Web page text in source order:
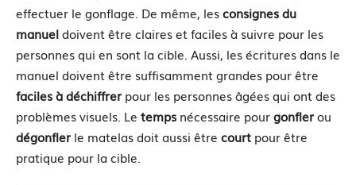
effectuer le gonflage. De même, lesconsignes du
manueldoivent être claires et faciles à suivre pour les
personnes qui en sont la cible. Aussi, les écritures dans le
manuel doivent être suffisamment grandes pour être
faciles à déchiffrer pour les personnes âgées qui ont des
problèmes visuels. Le temps nécessaire pourgonflerou
dégonfler le matelas doit aussi être court pour être
pratique pour la cible.